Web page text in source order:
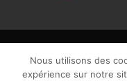
CGU| Vie privée| TVA :
Nous utilisons des
expérience sur notre